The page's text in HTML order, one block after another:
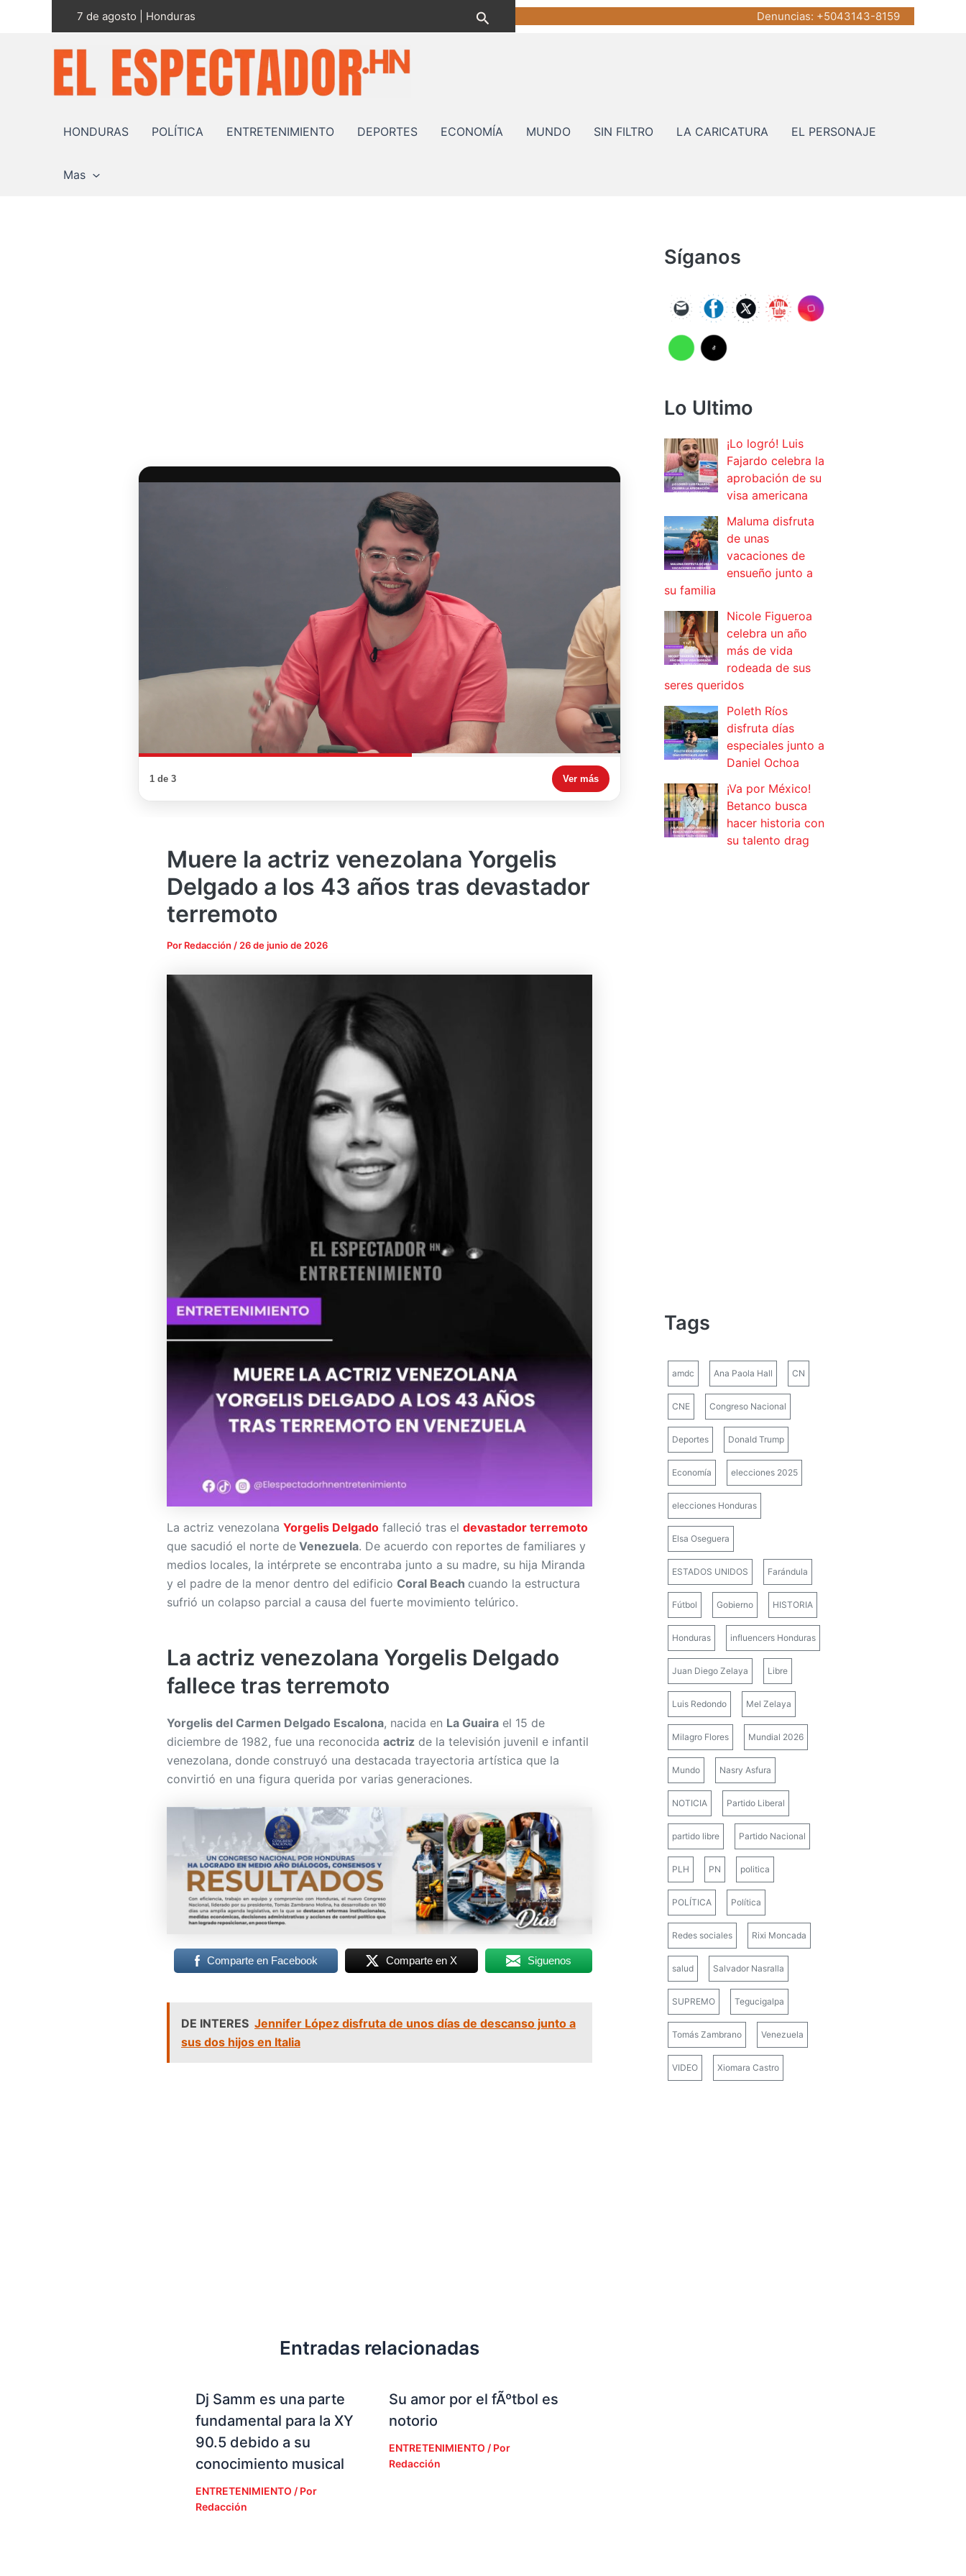
7 de agosto | Honduras Buscar Denuncias: +5043143-8159
HONDURAS POLÍTICA ENTRETENIMIENTO DEPORTES ECONOMÍA MUNDO SIN FILTRO LA CARICATURA EL PERSONAJE
Mas
1 de 3 Ver más
Muere la actriz venezolana Yorgelis
Delgado a los 43 años tras devastador
terremoto
Por Redacción / 26 de junio de 2026
La actriz venezolana Yorgelis Delgado falleció tras el devastador terremoto
que sacudió el norte de Venezuela. De acuerdo con reportes de familiares y
medios locales, la intérprete se encontraba junto a su madre, su hija Miranda
y el padre de la menor dentro del edificio Coral Beach cuando la estructura
sufrió un colapso parcial a causa del fuerte movimiento telúrico.
La actriz venezolana Yorgelis Delgado
fallece tras terremoto
Yorgelis del Carmen Delgado Escalona, nacida en La Guaira el 15 de
diciembre de 1982, fue una reconocida actriz de la televisión juvenil e infantil
venezolana, donde construyó una destacada trayectoria artística que la
convirtió en una figura querida por varias generaciones.
Comparte en Facebook Comparte en X Siguenos
DE INTERES Jennifer López disfruta de unos días de descanso junto a
sus dos hijos en Italia
Entradas relacionadas
Dj Samm es una parte
fundamental para la XY
90.5 debido a su
conocimiento musical
ENTRETENIMIENTO / Por
Redacción
Su amor por el fÃºtbol es
notorio
ENTRETENIMIENTO / Por
Redacción
Síganos
Lo Ultimo
¡Lo logró! Luis
Fajardo celebra la
aprobación de su
visa americana
Maluma disfruta
de unas
vacaciones de
ensueño junto a
su familia
Nicole Figueroa
celebra un año
más de vida
rodeada de sus
seres queridos
Poleth Ríos
disfruta días
especiales junto a
Daniel Ochoa
¡Va por México!
Betanco busca
hacer historia con
su talento drag
Tags
amdc Ana Paola Hall CN
CNE Congreso Nacional
Deportes Donald Trump
Economía elecciones 2025
elecciones Honduras
Elsa Oseguera
ESTADOS UNIDOS Farándula
Fútbol Gobierno HISTORIA
Honduras influencers Honduras
Juan Diego Zelaya Libre
Luis Redondo Mel Zelaya
Milagro Flores Mundial 2026
Mundo Nasry Asfura
NOTICIA Partido Liberal
partido libre Partido Nacional
PLH PN politica
POLÍTICA Política
Redes sociales Rixi Moncada
salud Salvador Nasralla
SUPREMO Tegucigalpa
Tomás Zambrano Venezuela
VIDEO Xiomara Castro